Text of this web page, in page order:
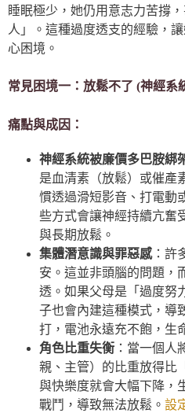
睡眠極少，她仍用意志力苦撐
人」。這種過度透支的經驗，
心困境。
常見困境一：放鬆不了 (神經系
痛點與成因：
神經系統被廉價多巴胺綁
是血清素（放鬆）或催產
慣透過滑短影音、打電動
些方式會讓神經持續亢奮
與長期放鬆。
集體潛意識與罪惡感：許
安。這並非頭腦的問題，
透。如果父母是「過度努
子也會內建這種模式，導
打，電池永遠充不飽，生
角色比重失衡 ：當一個人
親、主管）的比重放得比
與快樂度就會大幅下降，
戰鬥，導致無法放鬆。 設